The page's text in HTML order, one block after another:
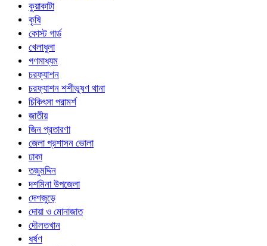
কুয়াকাটা
কৃষি
কোস্ট গার্ড
খেলাধুলা
গণমাধ্যম
চরফ্যাশন
চরফ্যাশন শশীভূষণ থানা
চিকিৎসা পরামর্শ
জাতীয়
জিন প্রতারণা
জেলা প্রশাসন ভোলা
ঢাকা
তজুমদ্দিন
দশমিনা উপজেলা
দেশজুড়ে
দোয়া ও মোনাজাত
দৌলতখান
ধর্ষণ